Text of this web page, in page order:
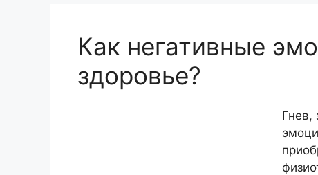
Как негативные
здоровье?
Гнев,